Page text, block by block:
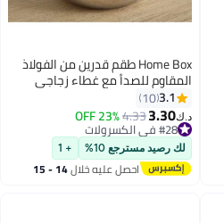
Home Box طقم قدرين من الفولاذ
المقاوم للصدأ مع غطاء زجاجي
سعة 2 لتر
3.1
10
د.ك‏3.30
4.33
23% OFF
#28 في الكسرولات
#28 في الكسرولات
لك رصيد مسترجع 10% + 1
احصل عليه خلال 14 - 15